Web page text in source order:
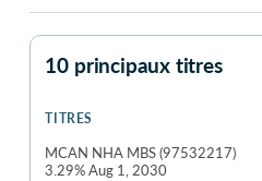
10 principaux titres
TITRES
MCAN NHA MBS (97532217)
3.29% Aug 1, 2030